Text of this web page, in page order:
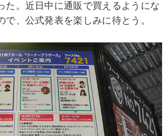
た。近日中に通販で買えるようにな
で、公式発表を楽しみに待とう。